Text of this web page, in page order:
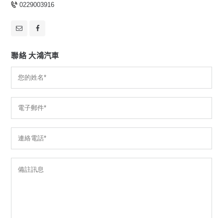
0229003916
聯絡 大鴻汽車